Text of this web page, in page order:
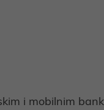
i mobilnim